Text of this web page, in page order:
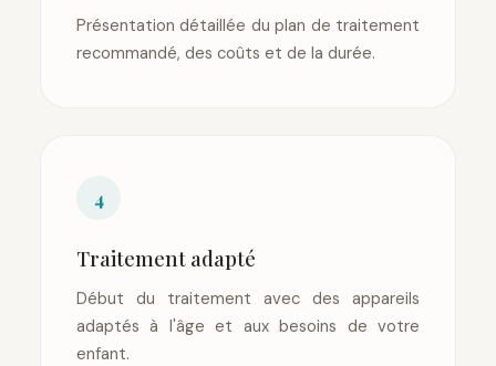
Présentation détaillée du plan de traitement
recommandé, des coûts et de la durée.
4
Traitement adapté
Début du traitement avec des appareils
adaptés à l'âge et aux besoins de votre
enfant.